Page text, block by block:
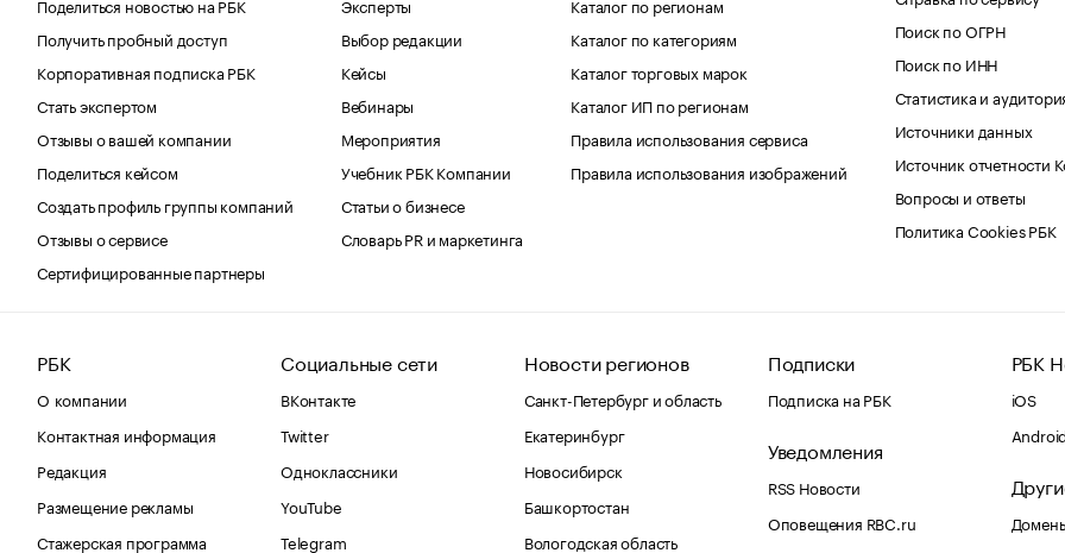
Получить пробный доступ
Корпоративная подписка РБК
Стать экспертом
Отзывы о вашей компании
Поделиться кейсом
Создать профиль группы компаний
Отзывы о сервисе
Сертифицированные партнеры
Выбор редакции
Кейсы
Вебинары
Мероприятия
Учебник РБК Компании
Статьи о бизнесе
Словарь PR и маркетинга
Каталог по категориям
Каталог торговых марок
Каталог ИП по регионам
Правила использования сервиса
Правила использования изображений
Поиск по ОГРН
Поиск по ИНН
Статистика и
Источники данных
Источник отчетности
Вопросы и ответы
Политика Cookies РБК
РБК
О компании
Контактная информация
Редакция
Размещение рекламы
Стажерская программа
Социальные сети
ВКонтакте
Twitter
Одноклассники
YouTube
Telegram
Новости регионов
Санкт-Петербург и область
Екатеринбург
Новосибирск
Башкортостан
Вологодская область
Подписки
Подписка на РБК
Уведомления
RSS Новости
Оповещения RBC.ru
РБК
iOS